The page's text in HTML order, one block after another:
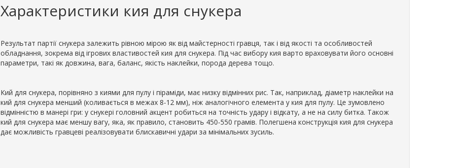
Характеристики кия для снукера
Результат партії снукера залежить рівною мірою як від майстерності гравця, так і від якості та особливостей
обладнання, зокрема від ігрових властивостей кия для снукера. Під час вибору кия варто враховувати його основні
параметри, такі як довжина, вага, баланс, якість наклейки, порода дерева тощо.
Кий для снукера, порівняно з киями для пулу і піраміди, має низку відмінних рис. Так, наприклад, діаметр наклейки на
кий для снукера менший (коливається в межах 8-12 мм), ніж аналогічного елемента у кия для пулу. Це зумовлено
відмінністю в манері гри: у снукері головний акцент робиться на точність удару і відкату, а не на силу битка. Також
кий для снукера має меншу вагу, яка, як правило, становить 450-550 грамів. Полегшена конструкція кия для снукера
дає можливість гравцеві реалізовувати блискавичні удари за мінімальних зусиль.